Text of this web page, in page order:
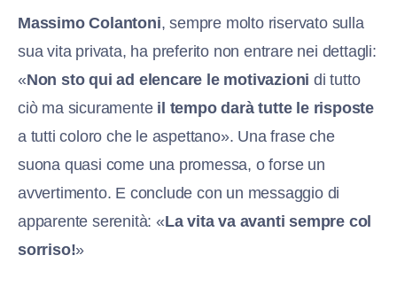
Massimo Colantoni, sempre molto riservato sulla
sua vita privata, ha preferito non entrare nei dettagli:
«Non sto qui ad elencare le motivazioni di tutto
ciò ma sicuramenteil tempo darà tutte le risposte
a tutti coloro che le aspettano». Una frase che
suona quasi come una promessa, o forse un
avvertimento. E conclude con un messaggio di
apparente serenità: «La vita va avanti sempre col
sorriso!»